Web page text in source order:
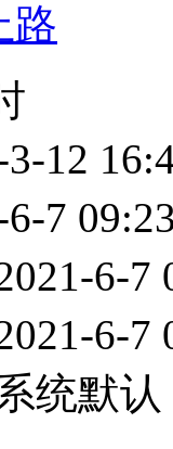
路
12
7
6-7
6-7
统默认